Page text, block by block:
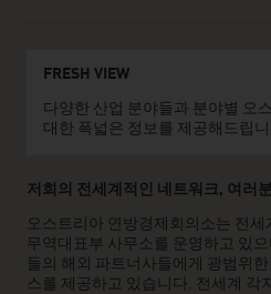
FRESH VIEW
다양한 산업 분야들과 분야별 오
대한 폭넓은 정보를 제공해드립
저희의 전세계적인 네트워크, 여러
오스트리아 연방경제회의소는 전세
무역대표부 사무소를 운영하고 있
들의 해외 파트너사들에게 광범위한
스를 제공하고 있습니다. 전세계 각